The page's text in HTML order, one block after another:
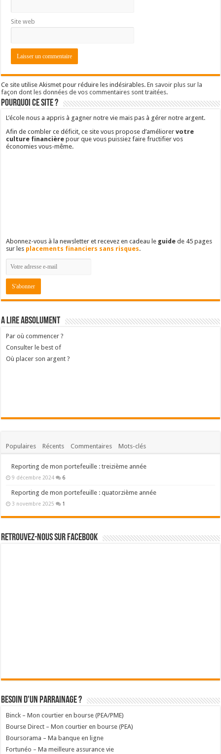
Site web
Ce site utilise Akismet pour réduire les indésirables.En savoir plus sur la
façon dont les données de vos commentaires sont traitées.
Pourquoi ce site ?
L’école nous a appris à gagner notre vie mais pas à gérer notre argent.
Afin de combler ce déficit, ce site vous propose d’améliorervotre
culture financière pour que vous puissiez faire fructifier vos
économies vous-même.
Abonnez-vous à la newsletter et recevez en cadeau le guide de 45 pages
sur les placements financiers sans risques.
A lire absolument
Par où commencer ?
Consulter le best of
Où placer son argent ?
Populaires Récents Commentaires Mots-clés
Reporting de mon portefeuille : treizième année
9 décembre 2024 6
Reporting de mon portefeuille : quatorzième année
3 novembre 2025 1
Retrouvez-nous sur Facebook
Besoin d'un parrainage ?
Binck – Mon courtier en bourse (PEA/PME)
Bourse Direct – Mon courtier en bourse (PEA)
Boursorama – Ma banque en ligne
Fortunéo – Ma meilleure assurance vie